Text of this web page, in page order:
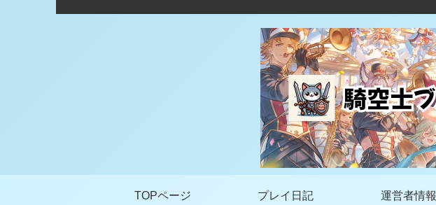
TOPページ プレイ日記 運営者情報